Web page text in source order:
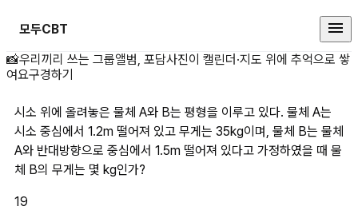
모두CBT
시소 위에 올려놓은 물체 A와 B는
📸우리끼리 쓰는 그룹앨범, 포담사진이 캘린더·지도 위에 추억으로 쌓
여요구경하기
시소 위에 올려놓은 물체 A와 B는 평형을 이루고 있다. 물체 A는
시소 중심에서 1.2m 떨어져 있고 무게는 35kg이며, 물체 B는 물체
A와 반대방향으로 중심에서 1.5m 떨어져 있다고 가정하였을 때 물
체 B의 무게는 몇 kg인가?
19